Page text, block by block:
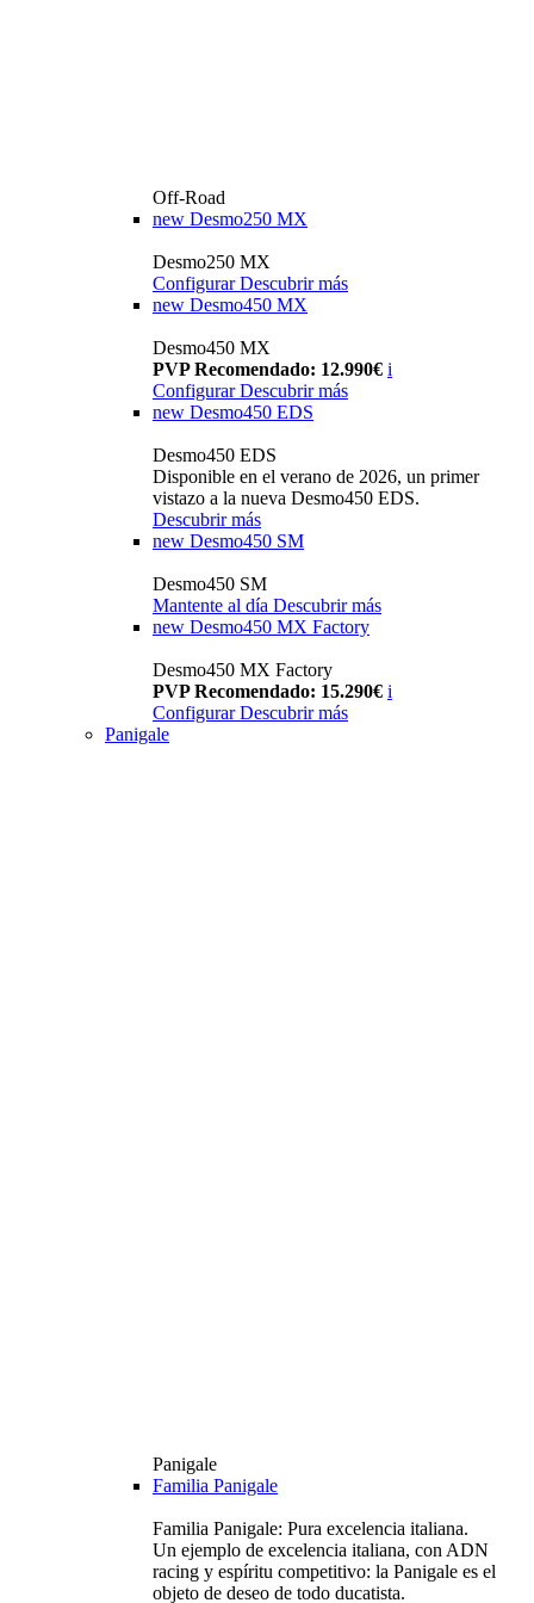
Off-Road
new Desmo250 MX
Desmo250 MX
Configurar Descubrir más
new Desmo450 MX
Desmo450 MX
PVP Recomendado: 12.990€ i
Configurar Descubrir más
new Desmo450 EDS
Desmo450 EDS
Disponible en el verano de 2026, un primer
vistazo a la nueva Desmo450 EDS.
Descubrir más
new Desmo450 SM
Desmo450 SM
Mantente al día Descubrir más
new Desmo450 MX Factory
Desmo450 MX Factory
PVP Recomendado: 15.290€ i
Configurar Descubrir más
Panigale
Panigale
Familia Panigale
Familia Panigale: Pura excelencia italiana.
Un ejemplo de excelencia italiana, con ADN
racing y espíritu competitivo: la Panigale es el
objeto de deseo de todo ducatista.